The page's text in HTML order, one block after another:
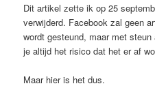
Dit artikel zette ik op 25
verwijderd. Facebook zal geen
wordt gesteund, maar met
je altijd het risico dat het er af
Maar hier is het dus.